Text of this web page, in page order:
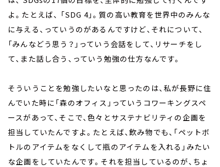
よ。たとえば、 「SDG 4」。質の高い教育を世界中のみんな
に与える、っていうのがあるんですけど、それについて、
「みんなどう思う？」っていう会話をして、リサーチをし
て、また話し合う、っていう勉強の仕方なんです。
そういうことを勉強したいなと思ったのは、私が長野に住
んでいた時に「森のオフィス」っていうコワーキングスペ
ースがあって、そこで、色々とサステナビリティの企画を
担当していたんですよ。たとえば、飲み物でも、「ペットボ
トルのアイテムをなくして瓶のアイテムを入れる」みたい
な企画をしていたんです。それを担当しているのが、ちょ